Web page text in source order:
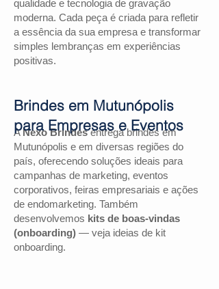
qualidade e tecnologia de gravação
moderna. Cada peça é criada para refletir
a essência da sua empresa e transformar
simples lembranças em experiências
positivas.
ANexo Brindesentrega brindes em
Mutunópolis e em diversas regiões do
país, oferecendo soluções ideais para
campanhas de marketing, eventos
corporativos, feiras empresariais e ações
de endomarketing. Também
desenvolvemos kits de boas-vindas
(onboarding) — veja ideias de kit
onboarding.
Brindes em Mutunópolis
para Empresas e Eventos